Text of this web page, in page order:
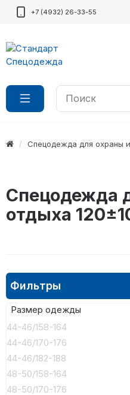
+7 (4932) 26-33-55
Спецодежда для охраны
Спецодежда
отдыха
Фильтры
Размер одежды
44-46/158-164
44-46/170-176
44-46/182-188
48-50/158-164
48-50/170-176